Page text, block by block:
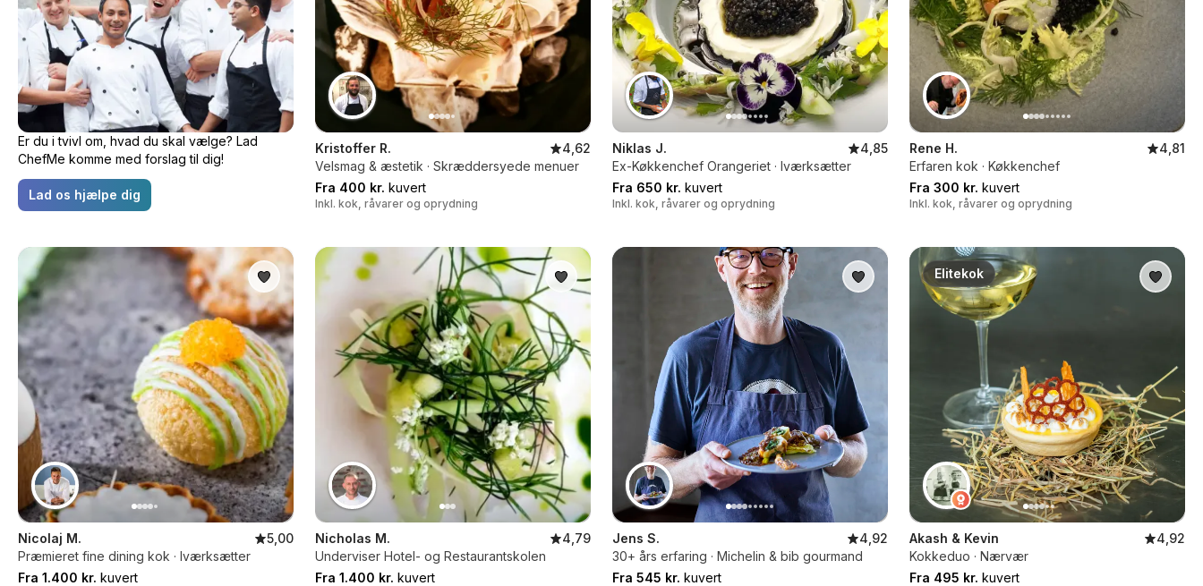
Er du i tvivl om, hvad du skal vælge? Lad
ChefMe komme med forslag til dig!
Lad os hjælpe dig
Kristoffer R.
4,62
Velsmag & æstetik · Skræddersyede menuer
Fra 400 kr. kuvert
Inkl. kok, råvarer og oprydning
Niklas J.
4,85
Ex-Køkkenchef Orangeriet · Iværksætter
Fra 650 kr. kuvert
Inkl. kok, råvarer og oprydning
Rene H.
4,81
Erfaren kok · Køkkenchef
Fra 300 kr. kuvert
Inkl. kok, råvarer og oprydning
Nicolaj M.
5,00
Præmieret fine dining kok · Iværksætter
Fra 1.400 kr. kuvert
Nicholas M.
4,79
Underviser Hotel- og Restaurantskolen
Fra 1.400 kr. kuvert
Jens S.
4,92
30+ års erfaring · Michelin & bib gourmand
Fra 545 kr. kuvert
Elitekok
Akash & Kevin
4,92
Kokkeduo · Nærvær
Fra 495 kr. kuvert